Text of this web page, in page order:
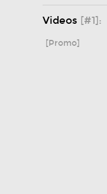
Videos [#1]:
[Promo]